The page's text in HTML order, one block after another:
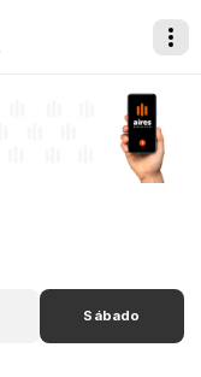
Sábado